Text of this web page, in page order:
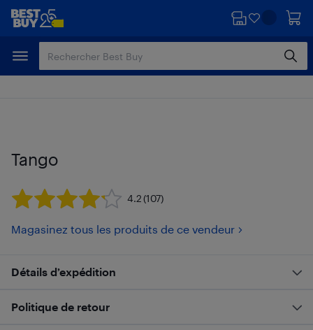
Passer
principal
Passer
Tango
4.2(107)
Magasinez tous les produits de ce vendeur
Détails d’expédition
Politique de retour